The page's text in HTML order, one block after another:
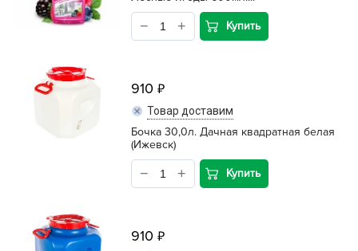
Купить
910
Товар доставим
Бочка 30,0л. Дачная квадратная белая
(Ижевск)
Купить
910